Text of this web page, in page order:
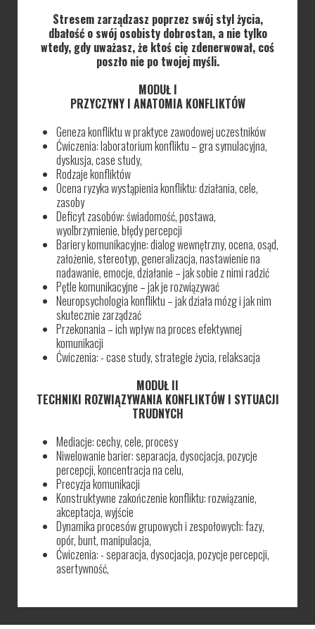
Stresem zarządzasz poprzez swój styl życia,
dbałość o swój osobisty dobrostan, a nie tylko
wtedy, gdy uważasz, że ktoś cię zdenerwował, coś
poszło nie po twojej myśli.
MODUŁ I
PRZYCZYNY I ANATOMIA KONFLIKTÓW
Geneza konfliktu w praktyce zawodowej uczestników
Ćwiczenia: laboratorium konfliktu – gra symulacyjna,
dyskusja, case study,
Rodzaje konfliktów
Ocena ryzyka wystąpienia konfliktu: działania, cele,
zasoby
Deficyt zasobów: świadomość, postawa,
wyolbrzymienie, błędy percepcji
Bariery komunikacyjne: dialog wewnętrzny, ocena, osąd,
założenie, stereotyp, generalizacja, nastawienie na
nadawanie, emocje, działanie – jak sobie z nimi radzić
Pętle komunikacyjne – jak je rozwiązywać
Neuropsychologia konfliktu – jak działa mózg i jak nim
skutecznie zarządzać
Przekonania – ich wpływ na proces efektywnej
komunikacji
Ćwiczenia: - case study, strategie życia, relaksacja
MODUŁ II
TECHNIKI ROZWIĄZYWANIA KONFLIKTÓW I SYTUACJI
TRUDNYCH
Mediacje: cechy, cele, procesy
Niwelowanie barier: separacja, dysocjacja, pozycje
percepcji, koncentracja na celu,
Precyzja komunikacji
Konstruktywne zakończenie konfliktu: rozwiązanie,
akceptacja, wyjście
Dynamika procesów grupowych i zespołowych: fazy,
opór, bunt, manipulacja,
Ćwiczenia: - separacja, dysocjacja, pozycje percepcji,
asertywność,